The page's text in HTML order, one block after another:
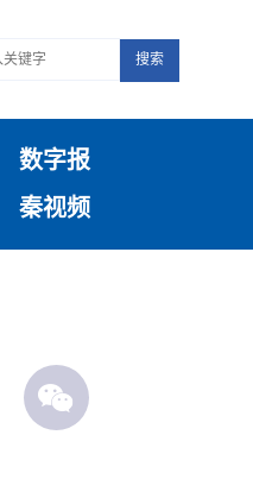
搜索
数字报
秦视频